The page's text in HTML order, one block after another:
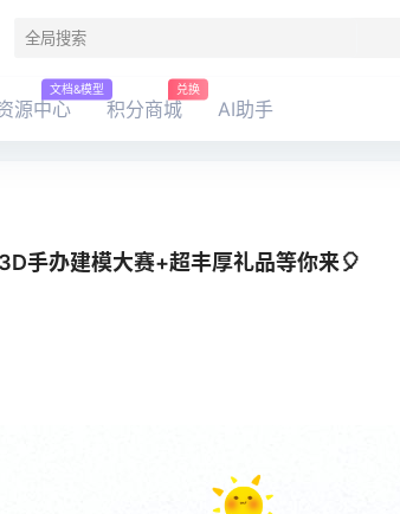
源中心
文档&模型
积分商城
兑换
AI助手
手办建模大赛+超丰厚礼品等你来🎈